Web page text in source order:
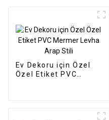
Ev Dekoru için Özel
Özel Etiket PVC